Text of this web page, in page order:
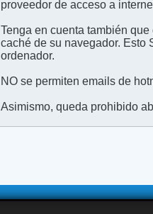
proveedor de acceso a
Tenga en cuenta también
caché de su navegador. Esto
ordenador.
NO se permiten emails de
Asimismo, queda prohibido